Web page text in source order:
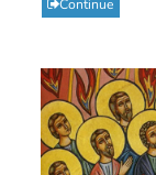
Continue